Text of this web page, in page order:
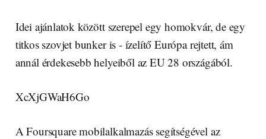
Idei ajánlatok között szerepel egy homokvár, de egy
titkos szovjet bunker is - ízelítő Európa rejtett, ám
annál érdekesebb helyeiből az EU 28 országából.
XcXjGWaH6Go
A Foursquare mobilalkalmazás segítségével az